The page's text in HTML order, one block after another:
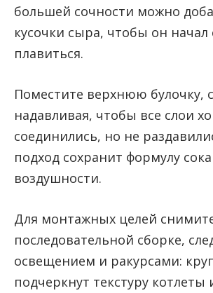
большей сочности можно
кусочки сыра, чтобы он начал
плавиться.
Поместите верхнюю булочку,
надавливая, чтобы все слои
соединились, но не
подход сохранит формулу
воздушности.
Для монтажных целей
последовательной сборке,
освещением и ракурсами:
подчеркнут текстуру котлеты